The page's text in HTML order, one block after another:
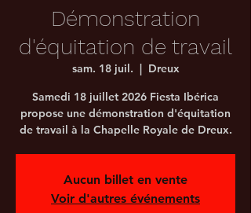
Démonstration
d'équitation de travail
sam. 18 juil.
  |
Dreux
Samedi 18 juillet 2026 Fiesta Ibérica
propose une démonstration d'équitation
de travail à la Chapelle Royale de Dreux.
Aucun billet en vente
Voir d'autres événements